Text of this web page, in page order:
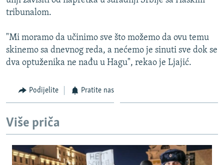
SVE KARTE DEJTONA
NASTANAK I RASPAD JUGOSLAVIJE
tribunalom.
"Mi moramo da učinimo sve što možemo da ovu temu
skinemo sa dnevnog reda, a nećemo je sinuti sve dok se
dva optuženika ne nađu u Hagu", rekao je Ljajić.
Podijelite Pratite nas
Više priča